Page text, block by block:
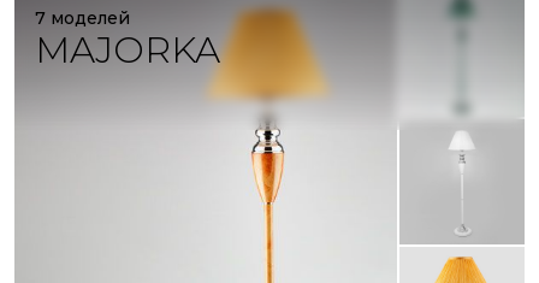
7 моделей
MAJORKA